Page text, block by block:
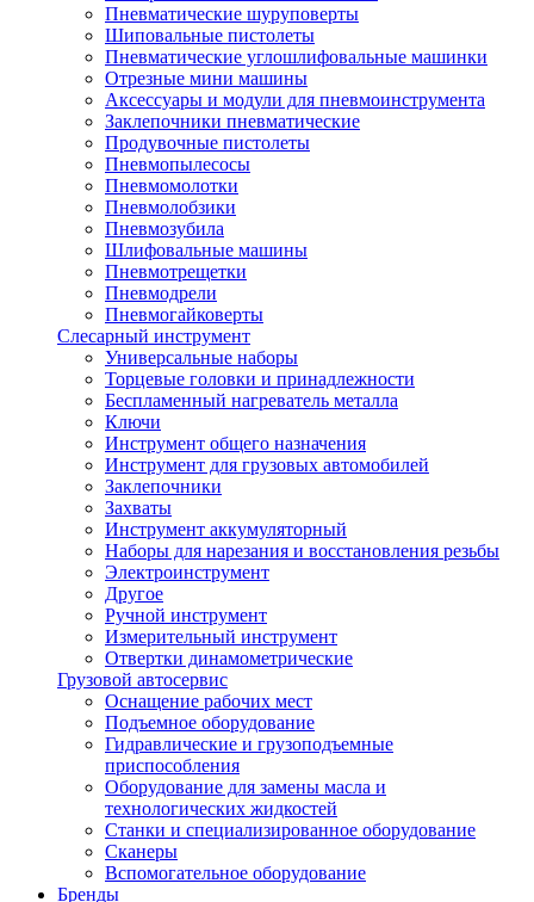
Пневматические шуруповерты
Шиповальные пистолеты
Пневматические углошлифовальные машинки
Отрезные мини машины
Аксессуары и модули для пневмоинструмента
Заклепочники пневматические
Продувочные пистолеты
Пневмопылесосы
Пневмомолотки
Пневмолобзики
Пневмозубила
Шлифовальные машины
Пневмотрещетки
Пневмодрели
Пневмогайковерты
Слесарный инструмент
Универсальные наборы
Торцевые головки и принадлежности
Беспламенный нагреватель металла
Ключи
Инструмент общего назначения
Инструмент для грузовых автомобилей
Заклепочники
Захваты
Инструмент аккумуляторный
Наборы для нарезания и восстановления резьбы
Электроинструмент
Другое
Ручной инструмент
Измерительный инструмент
Отвертки динамометрические
Грузовой автосервис
Оснащение рабочих мест
Подъемное оборудование
Гидравлические и грузоподъемные
приспособления
Оборудование для замены масла и
технологических жидкостей
Станки и специализированное оборудование
Сканеры
Вспомогательное оборудование
Бренды